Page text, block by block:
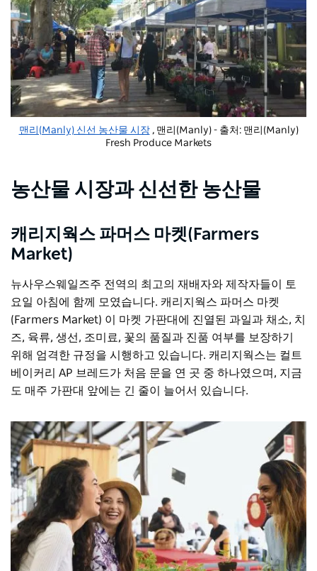
맨리(Manly) 신선 농산물 시장, 맨리(Manly) - 출처: 맨리(Manly)
Fresh Produce Markets
농산물 시장과 신선한 농산물
캐리지웍스 파머스 마켓(Farmers
Market)
뉴사우스웨일즈주 전역의 최고의 재배자와 제작자들이 토
요일 아침에 함께 모였습니다. 캐리지웍스 파머스 마켓
(Farmers Market) 이 마켓 가판대에 진열된 과일과 채소, 치
즈, 육류, 생선, 조미료, 꽃의 품질과 진품 여부를 보장하기
위해 엄격한 규정을 시행하고 있습니다. 캐리지웍스는 컬트
베이커리 AP 브레드가 처음 문을 연 곳 중 하나였으며, 지금
도 매주 가판대 앞에는 긴 줄이 늘어서 있습니다.